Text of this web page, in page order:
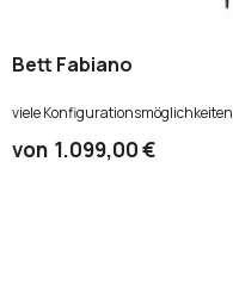
Bett Fabiano
viele Konfigurationsmöglichkeiten
von 1.099,00 €